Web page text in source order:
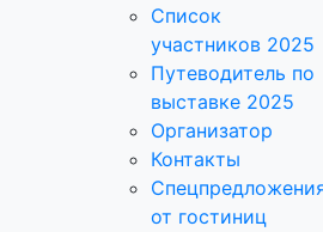
Список
участников 2025
Путеводитель по
выставке 2025
Организатор
Контакты
от гостиниц